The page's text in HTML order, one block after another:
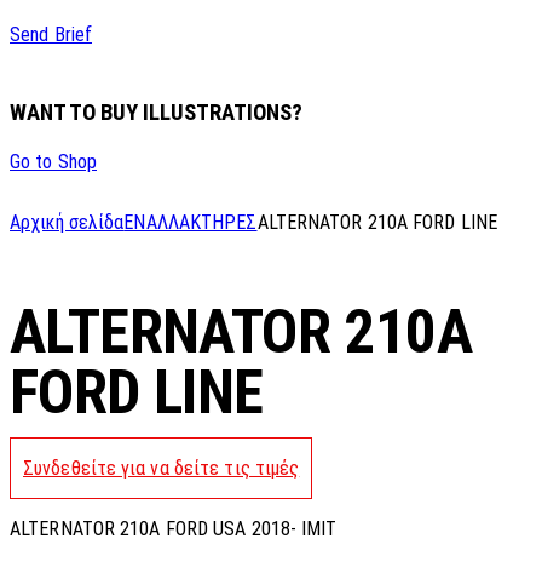
Send Brief
WANT TO BUY ILLUSTRATIONS?
Go to Shop
Αρχική σελίδαΕΝΑΛΛΑΚΤΗΡΕΣALTERNATOR 210A FORD LINE
ALTERNATOR 210A
FORD LINE
Συνδεθείτε για να δείτε τις τιμές
ALTERNATOR 210A FORD USA 2018- IMIT